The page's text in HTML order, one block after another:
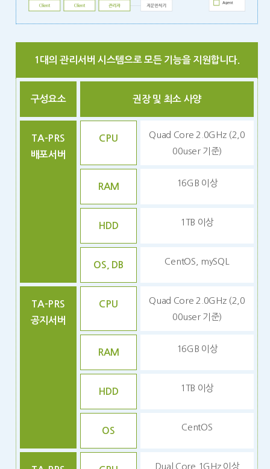
1대의 관리서버 시스템으로 모든 기능을 지원합니다.
구성요소 권장 및 최소 사양
TA-PRS
배포서버
CPU
Quad Core 2.0GHz (2,0
00user 기준)
RAM 16GB 이상
HDD 1TB 이상
OS, DB CentOS, mySQL
TA-PRS
공지서버
CPU
Quad Core 2.0GHz (2,0
00user 기준)
RAM 16GB 이상
HDD 1TB 이상
OS CentOS
Dual Core 1GHz 이상